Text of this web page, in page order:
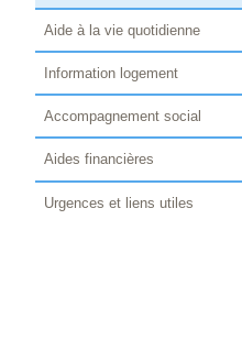
Aide à la vie quotidienne
Information logement
Accompagnement social
Aides financières
Urgences et liens utiles